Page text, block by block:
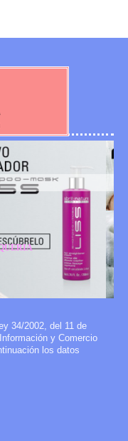
34/2002, del 11 de
y Comercio
los datos